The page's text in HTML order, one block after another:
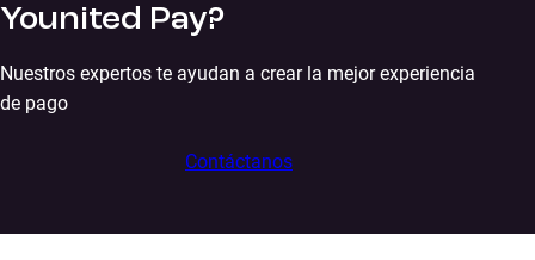
Younited Pay?
Nuestros expertos te ayudan a crear la mejor experiencia
de pago
Contáctanos